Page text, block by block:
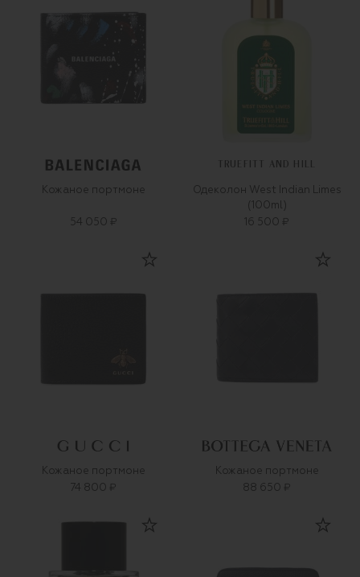
Кожаное портмоне
54 050 ₽
TRUEFITT AND HILL
Одеколон West Indian Limes
(100ml)
16 500 ₽
Кожаное портмоне
74 800 ₽
Кожаное портмоне
88 650 ₽